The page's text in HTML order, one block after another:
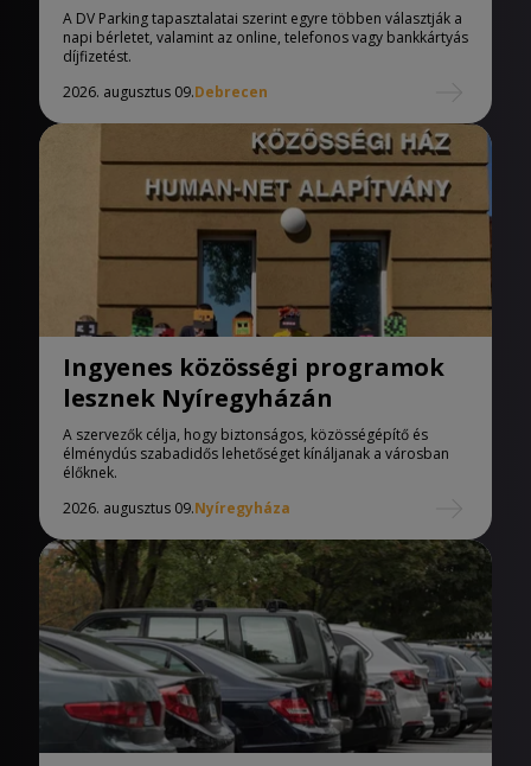
A DV Parking tapasztalatai szerint egyre többen választják a
napi bérletet, valamint az online, telefonos vagy bankkártyás
díjfizetést.
2026. augusztus 09.Debrecen
Ingyenes közösségi programok
lesznek Nyíregyházán
A szervezők célja, hogy biztonságos, közösségépítő és
élménydús szabadidős lehetőséget kínáljanak a városban
élőknek.
2026. augusztus 09.Nyíregyháza